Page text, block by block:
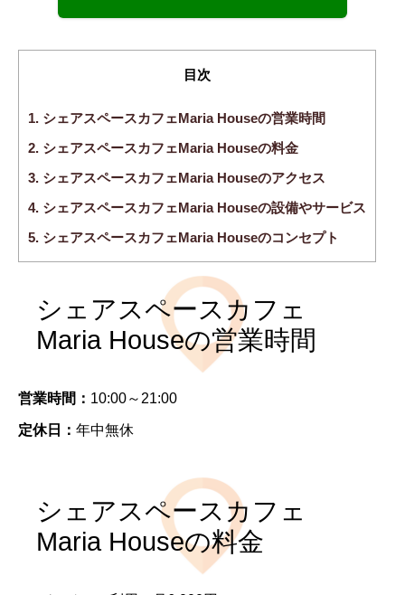
目次
1. シェアスペースカフェMaria Houseの営業時間
2. シェアスペースカフェMaria Houseの料金
3. シェアスペースカフェMaria Houseのアクセス
4. シェアスペースカフェMaria Houseの設備やサービス
5. シェアスペースカフェMaria Houseのコンセプト
シェアスペースカフェ
Maria Houseの営業時間
営業時間： 10:00～21:00
定休日： 年中無休
シェアスペースカフェ
Maria Houseの料金